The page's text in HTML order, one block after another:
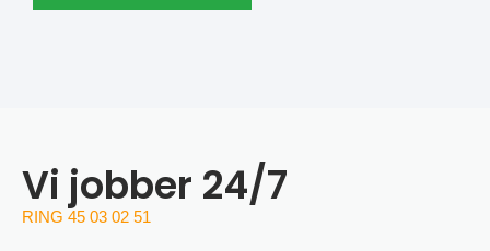
Vi jobber 24/7
RING 45 03 02 51